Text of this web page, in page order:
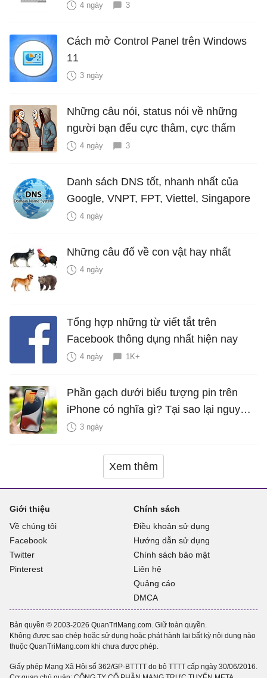
4 ngày 3
Cách mở Control Panel trên Windows
11
3 ngày
Những câu nói, status nói về những
người bạn đểu cực thâm, cực thấm
4 ngày 3
Danh sách DNS tốt, nhanh nhất của
Google, VNPT, FPT, Viettel, Singapore
4 ngày
Những câu đố về con vật hay nhất
4 ngày
Tổng hợp những từ viết tắt trên
Facebook thông dụng nhất hiện nay
4 ngày 1K+
Phần gạch dưới biểu tượng pin trên
iPhone có nghĩa gì? Tại sao lại nguy
hiểm?
3 ngày
Xem thêm
Giới thiệu
Về chúng tôi
Facebook
Twitter
Pinterest
Chính sách
Điều khoản sử dụng
Hướng dẫn sử dụng
Chính sách bảo mật
Liên hệ
Quảng cáo
DMCA
Bản quyền © 2003-2026 QuanTriMang.com. Giữ toàn quyền.
Không được sao chép hoặc sử dụng hoặc phát hành lại bất kỳ nội dung nào
thuộc QuanTriMang.com khi chưa được phép.
Giấy phép Mạng Xã Hội số 362/GP-BTTTT do bộ TTTT cấp ngày 30/06/2016.